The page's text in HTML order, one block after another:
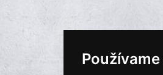
Ochrana osobných